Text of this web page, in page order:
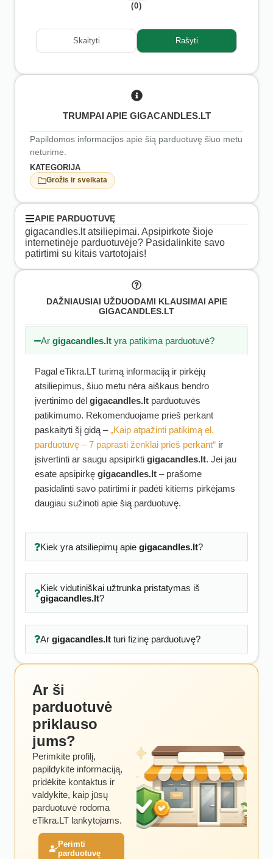
(0)
Skaityti Rašyti
TRUMPAI APIE GIGACANDLES.LT
Papildomos informacijos apie šią parduotuvę šiuo metu
neturime.
KATEGORIJA
Grožis ir sveikata
APIE PARDUOTUVĘ
gigacandles.lt atsiliepimai. Apsipirkote šioje
internetinėje parduotuvėje? Pasidalinkite savo
patirtimi su kitais vartotojais!
DAŽNIAUSIAI UŽDUODAMI KLAUSIMAI APIE
GIGACANDLES.LT
Argigacandles.lt yra patikima parduotuvė?
Pagal eTikra.LT turimą informaciją ir pirkėjų
atsiliepimus, šiuo metu nėra aiškaus bendro
įvertinimo dėl gigacandles.lt parduotuvės
patikimumo. Rekomenduojame prieš perkant
paskaityti šį gidą –„Kaip atpažinti patikimą el.
parduotuvę – 7 paprasti ženklai prieš perkant“ ir
įsivertinti ar saugu apsipirkti gigacandles.lt. Jei jau
esate apsipirkę gigacandles.lt – prašome
pasidalinti savo patirtimi ir padėti kitiems pirkėjams
daugiau sužinoti apie šią parduotuvę.
Kiek yra atsiliepimų apie gigacandles.lt?
Kiek vidutiniškai užtrunka pristatymas iš
gigacandles.lt?
Ar gigacandles.ltturi fizinę parduotuvę?
Ar ši
parduotuvė
priklauso
jums?
Perimkite profilį,
papildykite informaciją,
pridėkite kontaktus ir
valdykite, kaip jūsų
parduotuvė rodoma
eTikra.LT lankytojams.
Perimti
parduotuvę